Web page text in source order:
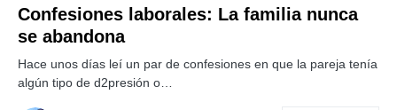
Confesiones laborales: La familia nunca
se abandona
Hace unos días leí un par de confesiones en que la pareja tenía
algún tipo de d2presión o…